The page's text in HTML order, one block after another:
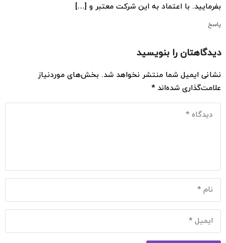
بفرمایید. با اعتماد به این شرکت معتبر و […]
پاسخ
دیدگاهتان را بنویسید
نشانی ایمیل شما منتشر نخواهد شد. بخش‌های موردنیاز
علامت‌گذاری شده‌اند*